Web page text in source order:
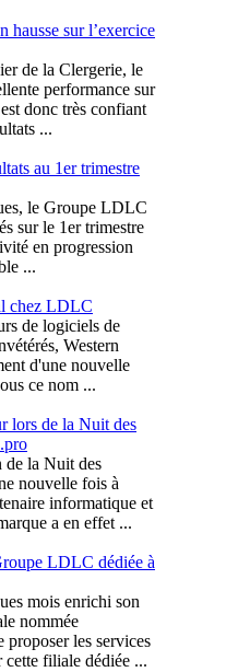
sur l’exercice
de la Clergerie, le
performance sur
donc très confiant
...
au 1er trimestre
le Groupe LDLC
sur le 1er trimestre
en progression
...
chez LDLC
de logiciels de
Western
d'une nouvelle
ce nom ...
lors de la Nuit des
de la Nuit des
nouvelle fois à
informatique et
a en effet ...
LDLC dédiée à
mois enrichi son
nommée
les services
cette filiale dédiée ...